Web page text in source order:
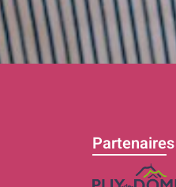
Partenaires